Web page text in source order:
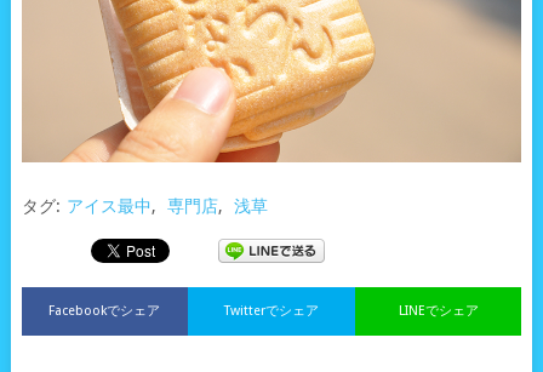
タグ: アイス最中, 専門店, 浅草
Facebookでシェア LINEでシェア
Twitterでシェア